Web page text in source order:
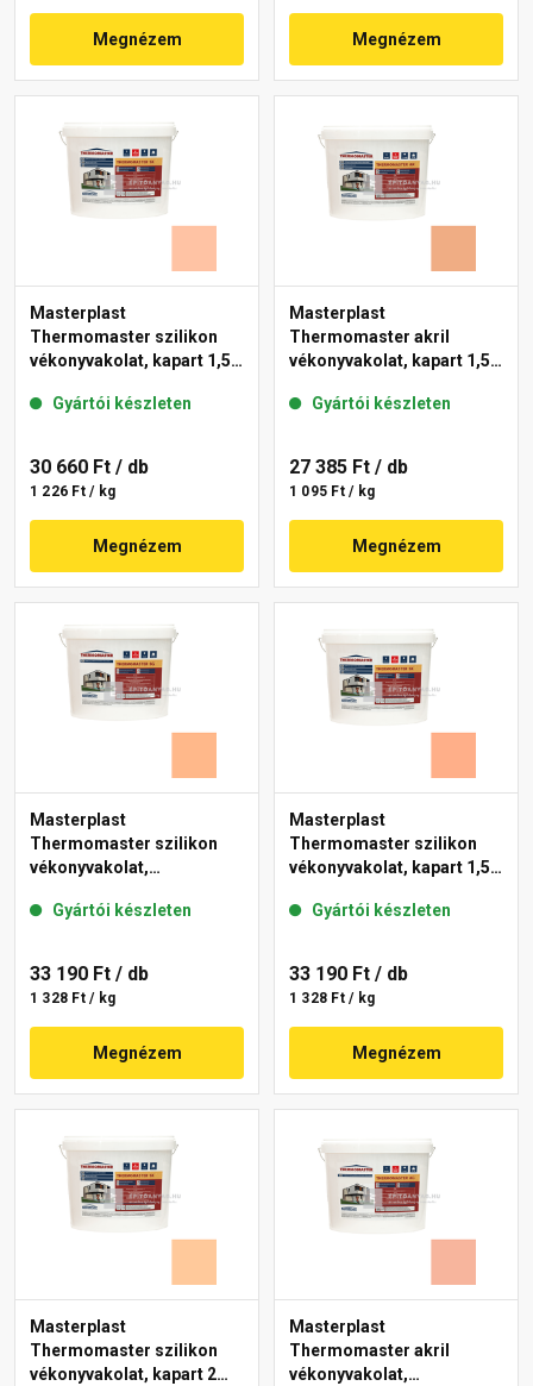
Megnézem Megnézem
Masterplast
Thermomaster szilikon
vékonyvakolat, kapart 1,5
Gyártói készleten
30 660 Ft / db
1 226 Ft / kg
Megnézem
Masterplast
Thermomaster akril
vékonyvakolat, kapart 1,5
Gyártói készleten
27 385 Ft / db
1 095 Ft / kg
Megnézem
Masterplast
Thermomaster szilikon
vékonyvakolat,
10-C 25 kg
Gyártói készleten
33 190 Ft / db
1 328 Ft / kg
Megnézem
Masterplast
Thermomaster szilikon
vékonyvakolat, kapart 1,5
Gyártói készleten
33 190 Ft / db
1 328 Ft / kg
Megnézem
Masterplast
Thermomaster szilikon
vékonyvakolat, kapart 2
Masterplast
Thermomaster akril
vékonyvakolat,